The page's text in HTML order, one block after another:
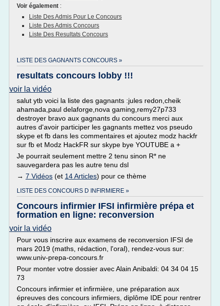
Voir également :
Liste Des Admis Pour Le Concours
Liste Des Admis Concours
Liste Des Resultats Concours
LISTE DES GAGNANTS CONCOURS »
resultats concours lobby !!!
voir la vidéo
salut ytb voici la liste des gagnants :jules redon,cheik
ahamada,paul delaforge,nova gaming,remy27p733
destroyer bravo aux gagnants du concours merci aux
autres d'avoir participer les gagnants mettez vos pseudo
skype et fb dans les commentaires et ajoutez modz hackfr
sur fb et Modz HackFR sur skype bye YOUTUBE a +
Je pourrait seulement mettre 2 tenu sinon R* ne
sauvegardera pas les autre tenu dsl
→ 7 Vidéos (et 14 Articles) pour ce thème
LISTE DES CONCOURS D INFIRMIERE »
Concours infirmier IFSI infirmière prépa et
formation en ligne: reconversion
voir la vidéo
Pour vous inscrire aux examens de reconversion IFSI de
mars 2019 (maths, rédaction, l'oral), rendez-vous sur:
www.univ-prepa-concours.fr
Pour monter votre dossier avec Alain Anibaldi: 04 34 04 15
73
Concours infirmier et infirmière, une préparation aux
épreuves des concours infirmiers, diplôme IDE pour rentrer